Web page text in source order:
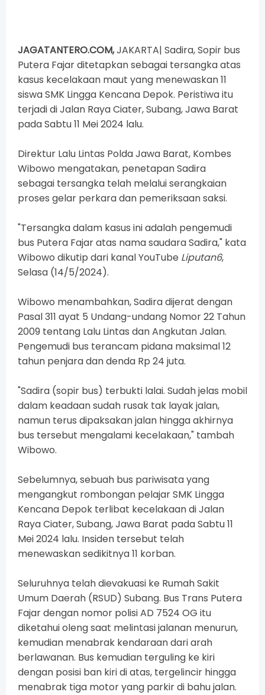
JAGATANTERO.COM,JAKARTA| Sadira, Sopir bus
Putera Fajar ditetapkan sebagai tersangka atas
kasus kecelakaan maut yang menewaskan 11
siswa SMK Lingga Kencana Depok. Peristiwa itu
terjadi di Jalan Raya Ciater, Subang, Jawa Barat
pada Sabtu 11 Mei 2024 lalu.
Direktur Lalu Lintas Polda Jawa Barat, Kombes
Wibowo mengatakan, penetapan Sadira
sebagai tersangka telah melalui serangkaian
proses gelar perkara dan pemeriksaan saksi.
"Tersangka dalam kasus ini adalah pengemudi
bus Putera Fajar atas nama saudara Sadira," kata
Wibowo dikutip dari kanal YouTube Liputan6,
Selasa (14/5/2024).
Wibowo menambahkan, Sadira dijerat dengan
Pasal 311 ayat 5 Undang-undang Nomor 22 Tahun
2009 tentang Lalu Lintas dan Angkutan Jalan.
Pengemudi bus terancam pidana maksimal 12
tahun penjara dan denda Rp 24 juta.
"Sadira (sopir bus) terbukti lalai. Sudah jelas mobil
dalam keadaan sudah rusak tak layak jalan,
namun terus dipaksakan jalan hingga akhirnya
bus tersebut mengalami kecelakaan," tambah
Wibowo.
Sebelumnya, sebuah bus pariwisata yang
mengangkut rombongan pelajar SMK Lingga
Kencana Depok terlibat kecelakaan di Jalan
Raya Ciater, Subang, Jawa Barat pada Sabtu 11
Mei 2024 lalu. Insiden tersebut telah
menewaskan sedikitnya 11 korban.
Seluruhnya telah dievakuasi ke Rumah Sakit
Umum Daerah (RSUD) Subang. Bus Trans Putera
Fajar dengan nomor polisi AD 7524 OG itu
diketahui oleng saat melintasi jalanan menurun,
kemudian menabrak kendaraan dari arah
berlawanan. Bus kemudian terguling ke kiri
dengan posisi ban kiri di atas, tergelincir hingga
menabrak tiga motor yang parkir di bahu jalan.